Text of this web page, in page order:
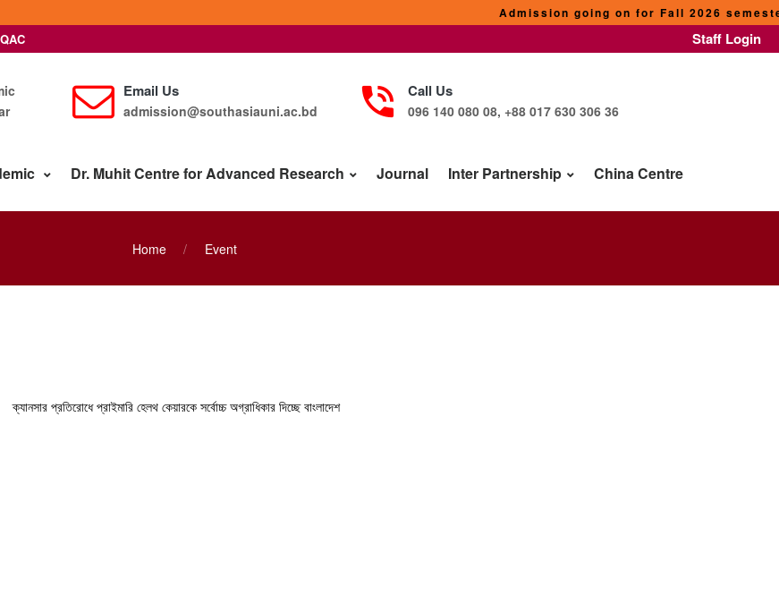
Admission going on for Fall 2026
Staff Login
Email Us
admission@southasiauni.ac.bd
Call Us
096 140 080 08, +88 017 630 306 36
Dr. Muhit Centre for Advanced Research Journal Inter Partnership China Centre
Home Event
ক্যানসার প্রতিরোধে প্রাইমারি হেলথ কেয়ারকে সর্বোচ্চ অগ্রাধিকার দিচ্ছে বাংলাদেশ